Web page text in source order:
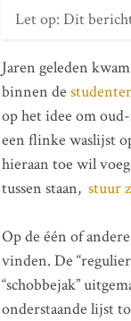
Let op: Dit
Jaren geleden
binnen de
op het idee om
een flinke waslijst
hieraan toe wil
tussen staan, stuur
Op de één of
vinden. De
“schobbejak”
onderstaande lijst